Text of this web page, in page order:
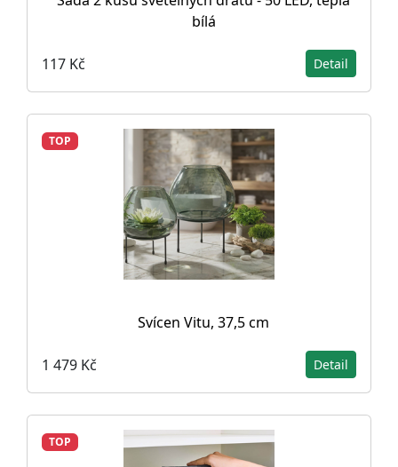
bílá
117 Kč Detail
TOP
Svícen Vitu, 37,5 cm
1 479 Kč Detail
TOP